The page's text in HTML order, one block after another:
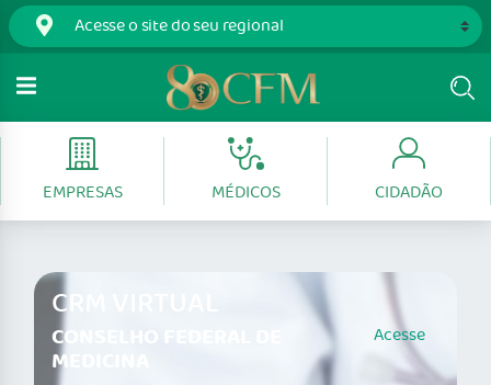
EMPRESAS MÉDICOS CIDADÃO
CRM VIRTUAL
CONSELHO FEDERAL DE
MEDICINA
Acesse